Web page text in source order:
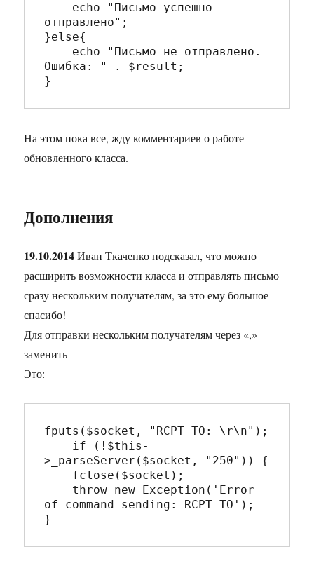
отправлено";
}else{
Ошибка: " . $result;
На этом пока все, жду комментариев о работе
обновленного класса.
Дополнения
19.10.2014Иван Ткаченко подсказал, что можно
расширить возможности класса и отправлять письмо
сразу нескольким получателям, за это ему большое
спасибо!
Для отправки нескольким получателям через «,»
заменить
Это:
fputs($socket, "RCPT TO: \r\n");
>_parseServer($socket, "250")) {
of command sending: RCPT TO');